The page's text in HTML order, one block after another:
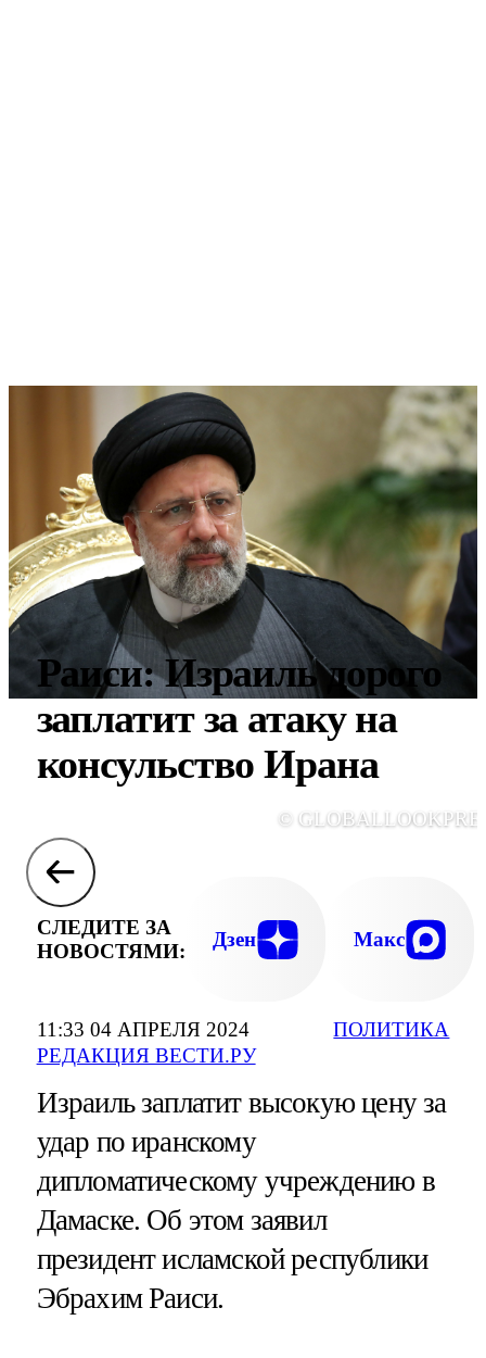
11:33 04 АПРЕЛЯ 2024
РЕДАКЦИЯ ВЕСТИ.РУ
ПОЛИТИКА
Раиси: Израиль дорого
заплатит за атаку на
консульство Ирана
©
СЛЕДИТЕ ЗА
НОВОСТЯМИ:
Дзен Макс
Израиль заплатит высокую цену за
удар по иранскому
дипломатическому учреждению в
Дамаске. Об этом заявил
президент исламской республики
Эбрахим Раиси.